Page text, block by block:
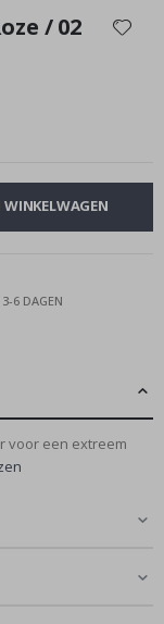
/ 02
6 DAGEN
voor een extreem